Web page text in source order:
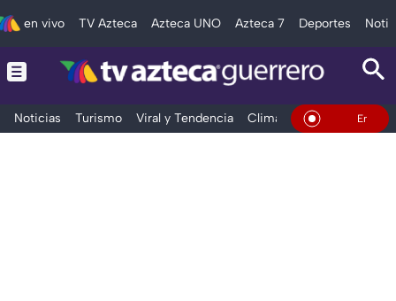
en vivo TV Azteca Azteca UNO Azteca 7 Deportes
Noticias Turismo Viral y Tendencia Clima Deportes En Vivo